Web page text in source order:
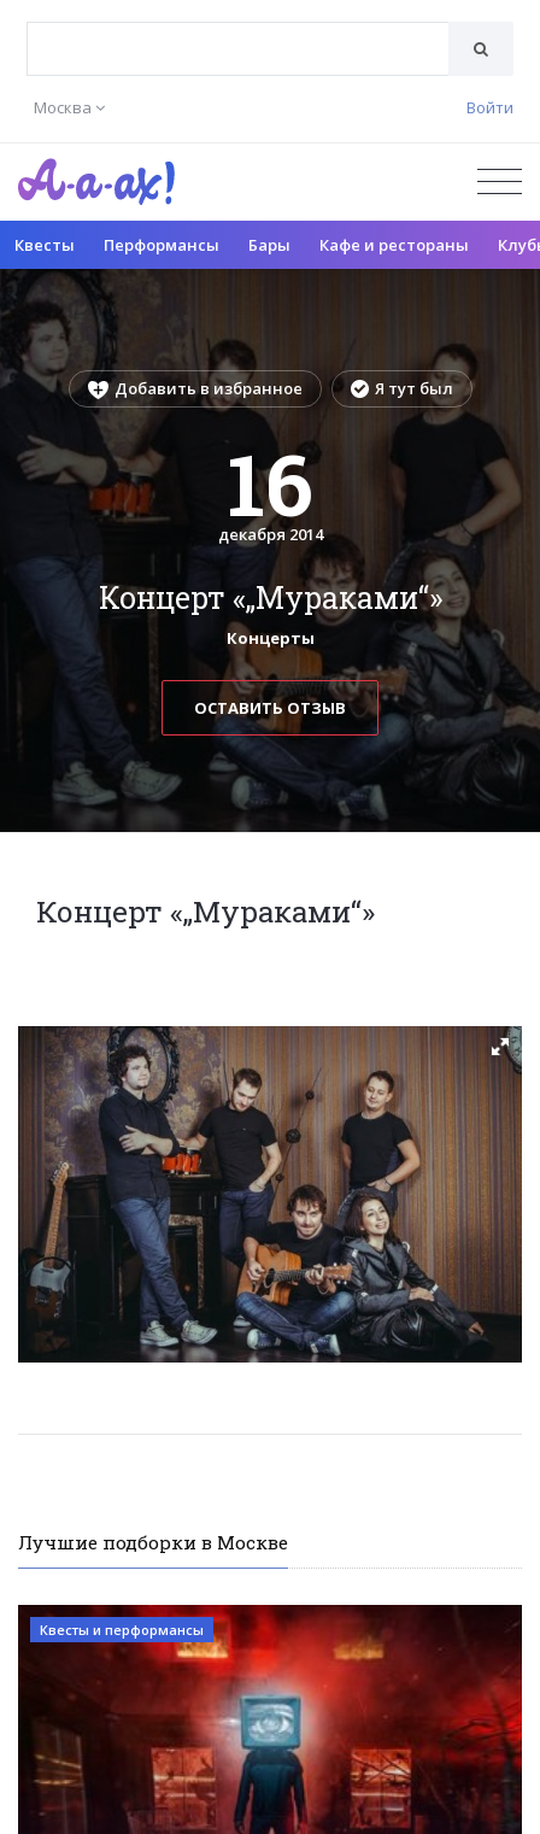
Москва Войти
Квесты Перформансы Бары Кафе и рестораны
Добавить в избранное Я тут был
16
декабря 2014
Концерт «„Мураками“»
Концерты
ОСТАВИТЬ ОТЗЫВ
Концерт «„Мураками“»
Лучшие подборки в Москве
Квесты и перформансы